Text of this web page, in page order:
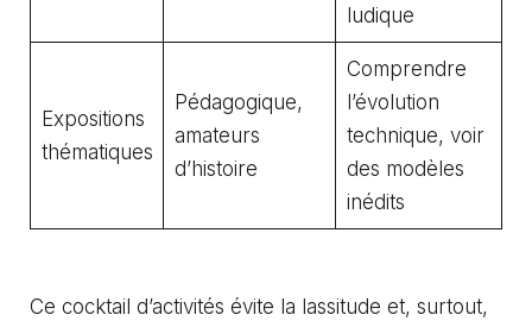
ludique
Expositions
thématiques
Pédagogique,
amateurs
d’histoire
Comprendre
l’évolution
technique, voir
des modèles
inédits
Ce cocktail d’activités évite la lassitude et, surtout,